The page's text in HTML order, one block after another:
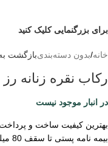
برای بزرگنمایی کلیک کنید
خانه/بدون دسته‌بندیبازگشت
رکاب نقره زنانه رز
در انبار موجود نیست
بهترین کیفیت ساخت و پرداخت
بیمه نامه پستی تا سقف 80 میلیون